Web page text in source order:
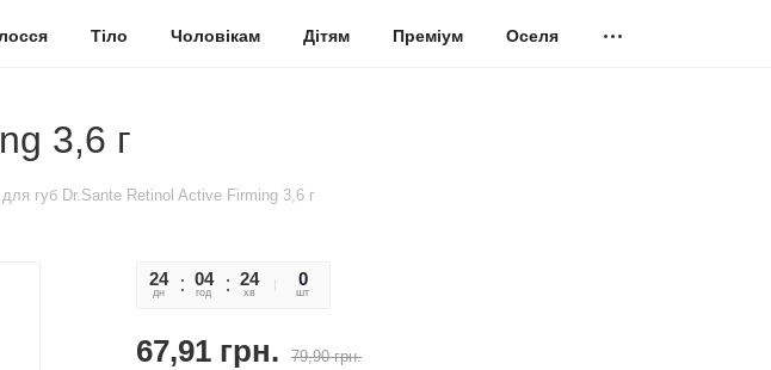
Тіло Чоловікам Дітям Преміум Оселя
3,6 г
губ Dr.Sante Retinol Active Firming 3,6 г
24
дн
04
год
24
хв
47
сек
0
шт
67,91 грн. 79,90грн.